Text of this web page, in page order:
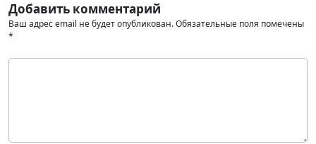
Добавить комментарий
Ваш адрес email не будет опубликован.Обязательные поля помечены
*